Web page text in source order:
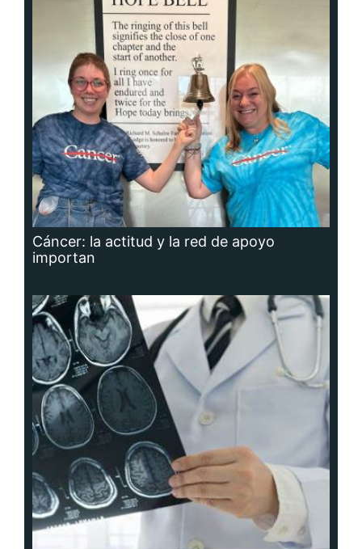
Cáncer: la actitud y la red de apoyo
importan